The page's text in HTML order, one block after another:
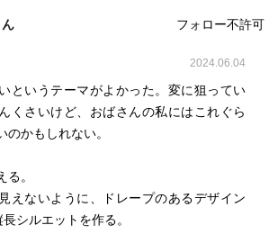
フォロー不許可
2024.06.04
というテーマがよかった。変に狙ってい
くさいけど、おばさんの私にはこれぐら
のかもしれない。
。
えないように、ドレープのあるデザイン
シルエットを作る。